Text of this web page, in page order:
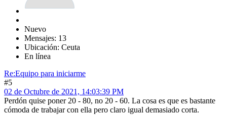
Nuevo
Mensajes: 13
Ubicación: Ceuta
En línea
Re:Equipo para iniciarme
#5
02 de Octubre de 2021, 14:03:39 PM
Perdón quise poner 20 - 80, no 20 - 60. La cosa es que es bastante
cómoda de trabajar con ella pero claro igual demasiado corta.